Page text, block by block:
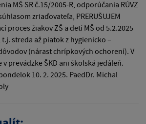
MŠ SR č.15/2005-R, odporúčania RÚVZ
zriaďovateľa, PRERUŠUJEM
proces žiakov ZŠ a detí MŠ od 5.2.2025
streda až piatok z hygienicko –
(nárast chrípkových ochorení). V
prevádzke ŠKD ani školská jedáleň.
10. 2. 2025. PaedDr. Michal